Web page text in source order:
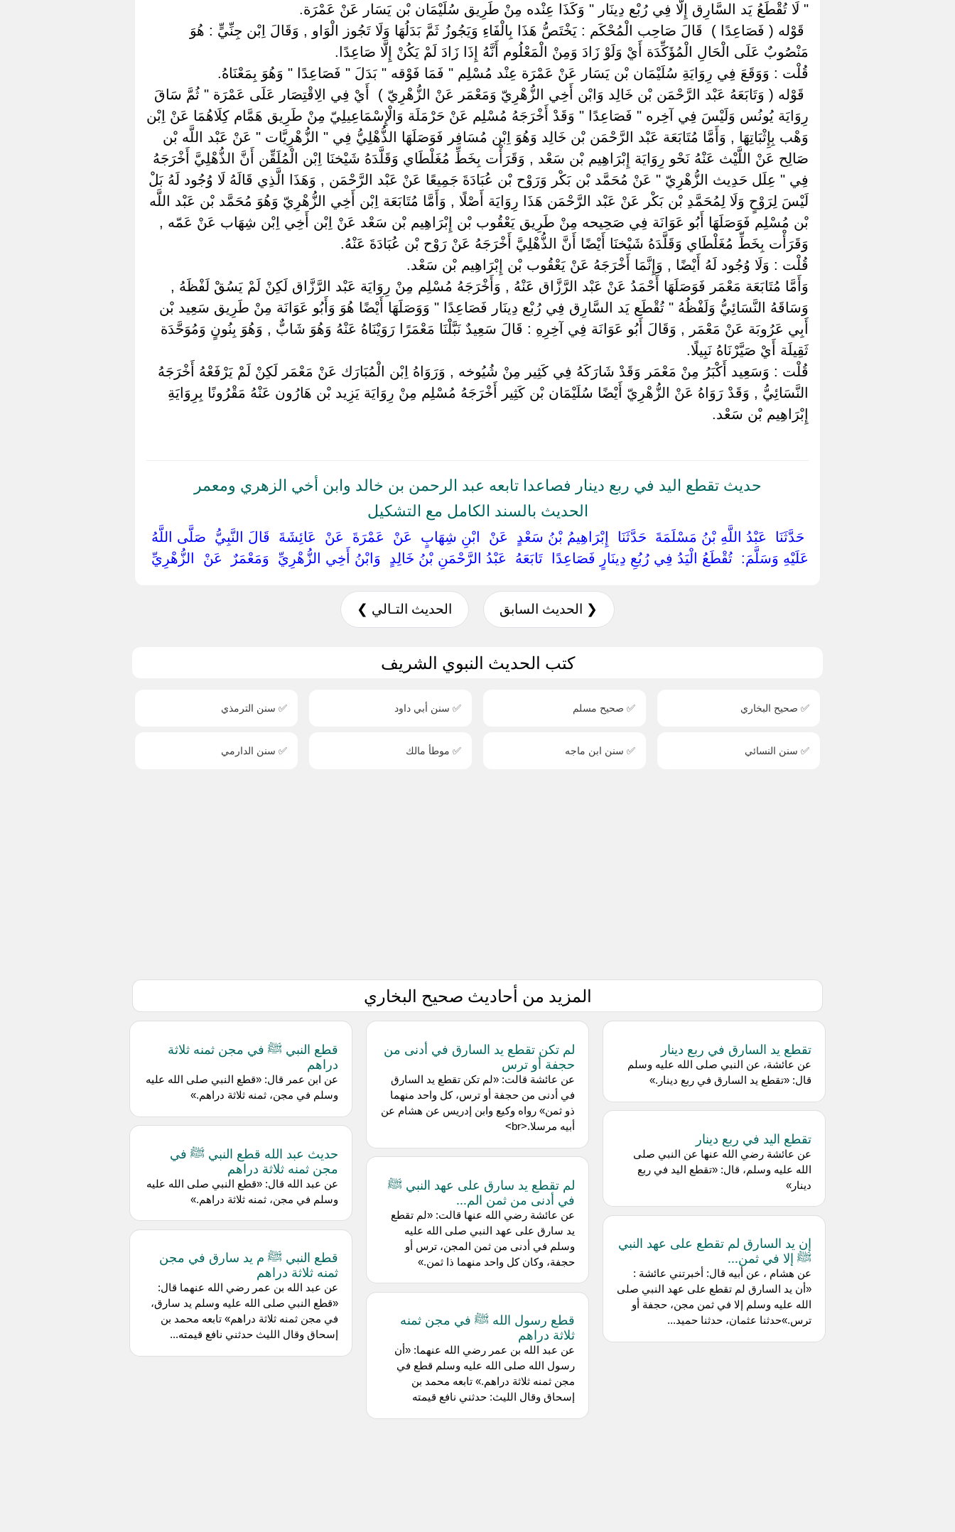
" لَا تُقْطَعُ يَد السَّارِق إِلَّا فِي رُبْع دِينَار " وَكَذَا عِنْده مِنْ طَرِيق سُلَيْمَان بْن يَسَار عَنْ عَمْرَة.
‏ ‏قَوْله ( فَصَاعِدًا ) ‏ ‏قَالَ صَاحِب الْمُحْكَم : يَخْتَصُّ هَذَا بِالْفَاءِ وَيَجُوزُ ثَمَّ بَدَلُهَا وَلَا تَجُوز الْوَاو , وَقَالَ اِبْن جِنِّيٍّ : هُوَ
مَنْصُوبٌ عَلَى الْحَالِ الْمُؤَكِّدَة أَيْ وَلَوْ زَادَ وَمِنْ الْمَعْلُوم أَنَّهُ إِذَا زَادَ لَمْ يَكُنْ إِلَّا صَاعِدًا.
قُلْت : وَوَقَعَ فِي رِوَايَةِ سُلَيْمَان بْن يَسَار عَنْ عَمْرَة عِنْد مُسْلِم " فَمَا فَوْقه " بَدَلَ " فَصَاعِدًا " وَهُوَ بِمَعْنَاهُ.
‏ ‏قَوْله ( وَتَابَعَهُ عَبْد الرَّحْمَن بْن خَالِد وَابْن أَخِي الزُّهْرِيّ وَمَعْمَر عَنْ الزُّهْرِيّ ) ‏ ‏أَيْ فِي الِاقْتِصَار عَلَى عَمْرَة " ثُمَّ سَاقَ
رِوَايَة يُونُس وَلَيْسَ فِي آخِره " فَصَاعِدًا " وَقَدْ أَخْرَجَهُ مُسْلِم عَنْ حَرْمَلَة وَالْإِسْمَاعِيلِيّ مِنْ طَرِيق هَمَّام كِلَاهُمَا عَنْ اِبْن
وَهْب بِإِثْبَاتِهَا , وَأَمَّا مُتَابَعَة عَبْد الرَّحْمَن بْن خَالِد وَهُوَ اِبْن مُسَافِر فَوَصَلَهَا الذُّهْلِيُّ فِي " الزُّهْرِيَّات " عَنْ عَبْد اللَّه بْن
صَالِح عَنْ اللَّيْث عَنْهُ نَحْو رِوَايَة إِبْرَاهِيم بْن سَعْد , وَقَرَأْت بِخَطِّ مُغَلْطَاي وَقَلَّدَهُ شَيْخنَا اِبْن الْمُلَقِّن أَنَّ الذُّهْلِيَّ أَخْرَجَهُ
فِي " عِلَل حَدِيث الزُّهْرِيّ " عَنْ مُحَمَّد بْن بَكْر وَرَوْح بْن عُبَادَةَ جَمِيعًا عَنْ عَبْد الرَّحْمَن , وَهَذَا الَّذِي قَالَهُ لَا وُجُود لَهُ بَلْ
لَيْسَ لِرَوْحٍ وَلَا لِمُحَمَّدِ بْن بَكْر عَنْ عَبْد الرَّحْمَن هَذَا رِوَايَة أَصْلًا , وَأَمَّا مُتَابَعَة اِبْن أَخِي الزُّهْرِيّ وَهُوَ مُحَمَّد بْن عَبْد اللَّه
بْن مُسْلِم فَوَصَلَهَا أَبُو عَوَانَة فِي صَحِيحه مِنْ طَرِيق يَعْقُوب بْن إِبْرَاهِيم بْن سَعْد عَنْ اِبْن أَخِي اِبْن شِهَاب عَنْ عَمّه ,
وَقَرَأْت بِخَطِّ مُغَلْطَاي وَقَلَّدَهُ شَيْخنَا أَيْضًا أَنَّ الذُّهْلِيَّ أَخْرَجَهُ عَنْ رَوْح بْن عُبَادَةَ عَنْهُ.
قُلْت : وَلَا وُجُود لَهُ أَيْضًا , وَإِنَّمَا أَخْرَجَهُ عَنْ يَعْقُوب بْن إِبْرَاهِيم بْن سَعْد.
وَأَمَّا مُتَابَعَة مَعْمَر فَوَصَلَهَا أَحْمَدُ عَنْ عَبْد الرَّزَّاق عَنْهُ , وَأَخْرَجَهُ مُسْلِم مِنْ رِوَايَة عَبْد الرَّزَّاق لَكِنْ لَمْ يَسُقْ لَفْظَهُ ,
وَسَاقَهُ النَّسَائِيُّ وَلَفْظُهُ " تُقْطَع يَد السَّارِق فِي رُبْع دِينَار فَصَاعِدًا " وَوَصَلَهَا أَيْضًا هُوَ وَأَبُو عَوَانَة مِنْ طَرِيق سَعِيد بْن
أَبِي عَرُوبَة عَنْ مَعْمَر , وَقَالَ أَبُو عَوَانَة فِي آخِرِهِ : قَالَ سَعِيدٌ نَبَّلْنَا مَعْمَرًا رَوَيْنَاهُ عَنْهُ وَهُوَ شَابٌّ , وَهُوَ بِنُونٍ وَمُوَحَّدَة
ثَقِيلَة أَيْ صَيَّرْنَاهُ نَبِيلًا.
قُلْت : وَسَعِيد أَكْبَرُ مِنْ مَعْمَر وَقَدْ شَارَكَهُ فِي كَثِير مِنْ شُيُوخه , وَرَوَاهُ اِبْن الْمُبَارَك عَنْ مَعْمَر لَكِنْ لَمْ يَرْفَعْهُ أَخْرَجَهُ
النَّسَائِيُّ , وَقَدْ رَوَاهُ عَنْ الزُّهْرِيّ أَيْضًا سُلَيْمَان بْن كَثِير أَخْرَجَهُ مُسْلِم مِنْ رِوَايَة يَزِيد بْن هَارُون عَنْهُ مَقْرُونًا بِرِوَايَةِ
إِبْرَاهِيم بْن سَعْد.
حديث تقطع اليد في ربع دينار فصاعدا تابعه عبد الرحمن بن خالد وابن أخي الزهري ومعمر
الحديث بالسند الكامل مع التشكيل
‏ ‏حَدَّثَنَا ‏ ‏عَبْدُ اللَّهِ بْنُ مَسْلَمَةَ ‏ ‏حَدَّثَنَا ‏ ‏إِبْرَاهِيمُ بْنُ سَعْدٍ ‏ ‏عَنْ ‏ ‏ابْنِ شِهَابٍ ‏ ‏عَنْ ‏ ‏عَمْرَةَ ‏ ‏عَنْ ‏ ‏عَائِشَةَ ‏ ‏قَالَ النَّبِيُّ ‏ ‏صَلَّى اللَّهُ
عَلَيْهِ وَسَلَّمَ: ‏ ‏تُقْطَعُ الْيَدُ فِي رُبُعِ دِينَارٍ فَصَاعِدًا ‏ ‏تَابَعَهُ ‏ ‏عَبْدُ الرَّحْمَنِ بْنُ خَالِدٍ ‏ ‏وَابْنُ أَخِي الزُّهْرِيِّ ‏ ‏وَمَعْمَرٌ ‏ ‏عَنْ ‏ ‏الزُّهْرِيِّ ‏
❮ الحديث السابق الحديث التـالي ❯
كتب الحديث النبوي الشريف
✅ صحيح البخاري ✅ صحيح مسلم ✅ سنن أبي داود ✅ سنن الترمذي
✅ سنن النسائي ✅ سنن ابن ماجه ✅ موطأ مالك ✅ سنن الدارمي
المزيد من أحاديث صحيح البخاري
تقطع يد السارق في ربع دينار
عن ‌عائشة، عن النبي صلى الله عليه وسلم
قال: «تقطع يد السارق في ربع دينار.»
تقطع اليد في ربع دينار
عن عائشة رضي الله عنها عن النبي صلى
الله عليه وسلم، قال: «تقطع اليد في ربع
دينار»
إن يد السارق لم تقطع على عهد النبي
ﷺ إلا في ثمن...
عن ‌هشام ، عن ‌أبيه قال: أخبرتني ‌عائشة :
«أن يد السارق لم تقطع على عهد النبي صلى
الله عليه وسلم إلا في ثمن مجن، حجفة أو
ترس.»حدثنا عثمان، حدثنا حميد...
لم تكن تقطع يد السارق في أدنى من
حجفة أو ترس
عن ‌عائشة قالت: «لم تكن تقطع يد السارق
في أدنى من حجفة أو ترس، كل واحد منهما
ذو ثمن» رواه وكيع وابن إدريس عن هشام عن
أبيه مرسلا.<br>
لم تقطع يد سارق على عهد النبي ﷺ
في أدنى من ثمن الم...
عن ‌عائشة رضي الله عنها قالت: «لم تقطع
يد سارق على عهد النبي صلى الله عليه
وسلم في أدنى من ثمن المجن، ترس أو
حجفة، وكان كل واحد منهما ذا ثمن.»
قطع رسول الله ﷺ في مجن ثمنه
ثلاثة دراهم
عن ‌عبد الله بن عمر رضي الله عنهما: «أن
رسول الله صلى الله عليه وسلم قطع في
مجن ثمنه ثلاثة دراهم.» تابعه محمد بن
إسحاق وقال الليث: حدثني نافع قيمته
قطع النبي ﷺ في مجن ثمنه ثلاثة
دراهم
عن ‌ابن عمر قال: «قطع النبي صلى الله عليه
وسلم في مجن، ثمنه ثلاثة دراهم.»
حديث عبد الله قطع النبي ﷺ في
مجن ثمنه ثلاثة دراهم
عن ‌عبد الله قال: «قطع النبي صلى الله عليه
وسلم في مجن، ثمنه ثلاثة دراهم.»
قطع النبي ﷺ م يد سارق في مجن
ثمنه ثلاثة دراهم
عن عبد الله بن عمر رضي الله عنهما قال:
«قطع النبي صلى الله عليه وسلم يد سارق،
في مجن ثمنه ثلاثة دراهم» تابعه محمد بن
إسحاق وقال الليث حدثني نافع قيمته...